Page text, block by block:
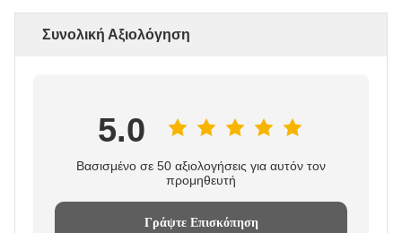
Συνολική Αξιολόγηση
5.0
Βασισμένο σε 50 αξιολογήσεις για αυτόν τον
προμηθευτή
Γράψτε Επισκόπηση